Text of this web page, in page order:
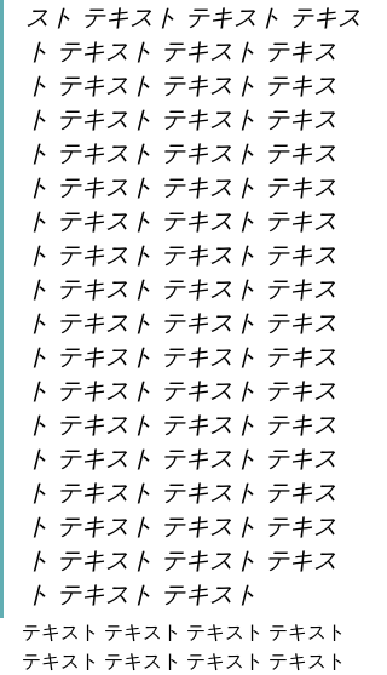
スト テキスト テキスト テキス
ト テキスト テキスト テキス
ト テキスト テキスト テキス
ト テキスト テキスト テキス
ト テキスト テキスト テキス
ト テキスト テキスト テキス
ト テキスト テキスト テキス
ト テキスト テキスト テキス
ト テキスト テキスト テキス
ト テキスト テキスト テキス
ト テキスト テキスト テキス
ト テキスト テキスト テキス
ト テキスト テキスト テキス
ト テキスト テキスト テキス
ト テキスト テキスト テキス
ト テキスト テキスト テキス
ト テキスト テキスト テキス
ト テキスト テキスト
テキスト テキスト テキスト テキスト
テキスト テキスト テキスト テキスト